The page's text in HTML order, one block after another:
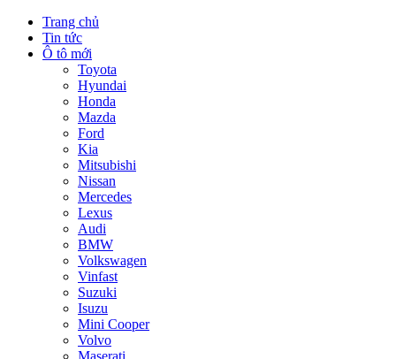
Trang chủ
Tin tức
Ô tô mới
Toyota
Hyundai
Honda
Mazda
Ford
Kia
Mitsubishi
Nissan
Mercedes
Lexus
Audi
BMW
Volkswagen
Vinfast
Suzuki
Isuzu
Mini Cooper
Volvo
Maserati